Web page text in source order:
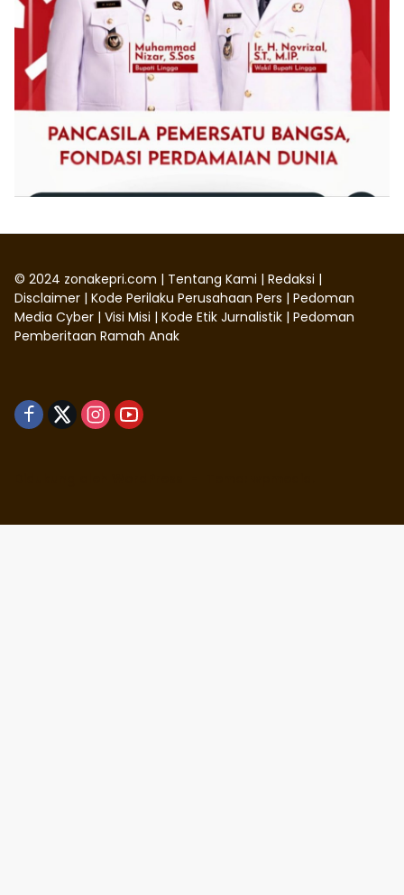
© 2024 zonakepri.com | Tentang Kami | Redaksi |
Disclaimer | Kode Perilaku Perusahaan Pers | Pedoman
Media Cyber | Visi Misi | Kode Etik Jurnalistik | Pedoman
Pemberitaan Ramah Anak